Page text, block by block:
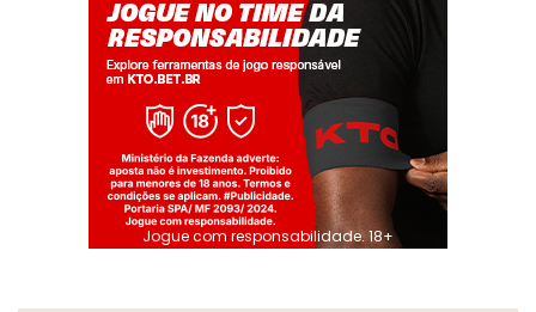
Jogue com responsabilidade. 18+